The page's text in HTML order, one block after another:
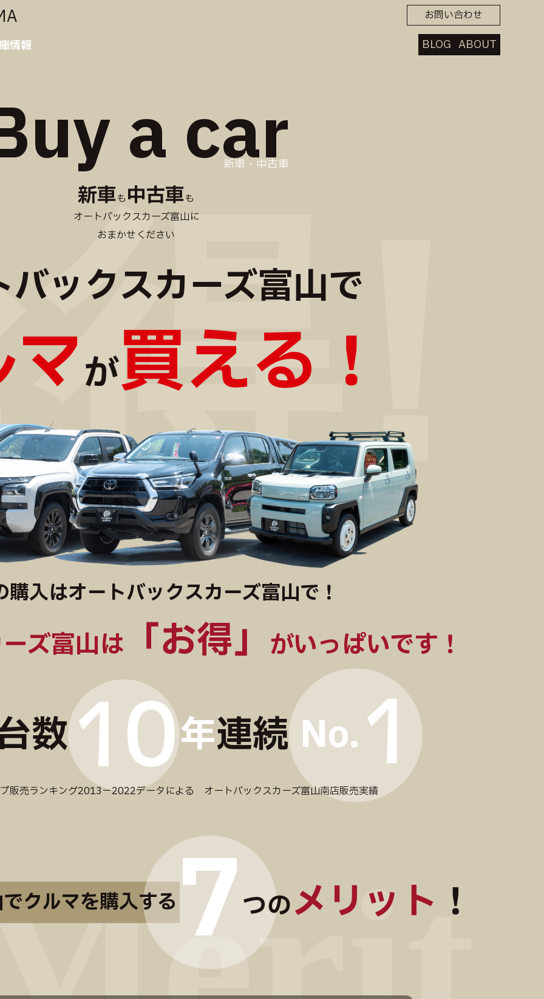
お問い合わせ
情報 BLOG ABOUT
a car
新車・中古車
新車も 中古車も
オートバックスカーズ富山に
おまかせください
バックスカーズ富山で
が買える！
購入はオートバックスカーズ富山で！
ズ富山は 「お得」 がいっぱいです！
数10年連続 No.1
販売ランキング2013−2022データによる オートバックスカーズ富山南店販売実績
クルマを購入する7つのメリット ！